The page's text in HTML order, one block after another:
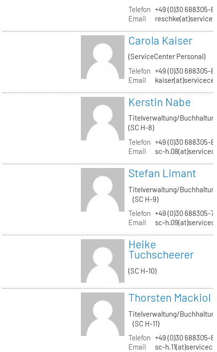
Telefon +49 (0)30 688305-
Email
Carola Kaiser
(ServiceCenter Personal)
Telefon +49 (0)30 688305-
Email
Kerstin Nabe
Titelverwaltung/
(SC H-8)
Telefon +49 (0)30 688305-
Email
sc-
Stefan Limant
Titelverwaltung/
(SC H-9)
Telefon +49 (0)30 688305-
Email
sc-
Heike
Tuchscheerer
(SC H-10)
Thorsten Mackiol
Titelverwaltung/
(SC H-11)
Telefon +49 (0)30 688305-
Email
sc-